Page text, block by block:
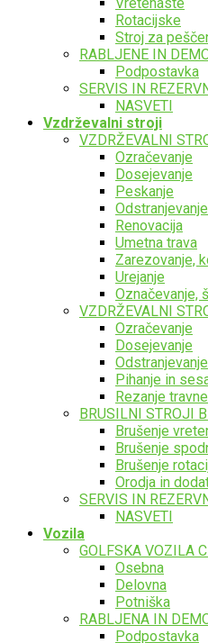
Vretenaste
Rotacijske
Stroj za
RABLJENE IN
Podpostavka
SERVIS IN
NASVETI
Vzdrževalni stroji
VZDRŽEVALNI
Ozračevanje
Dosejevanje
Peskanje
Renovacija
Umetna trava
Zarezovanje,
Urejanje
Označevanje,
VZDRŽEVALNI
Ozračevanje
Dosejevanje
Pihanje in
Rezanje
BRUSILNI STROJI
Brušenje
Brušenje
Brušenje
Orodja in
SERVIS IN
NASVETI
Vozila
GOLFSKA VOZILA
Osebna
Delovna
Potniška
RABLJENA IN
Podpostavka